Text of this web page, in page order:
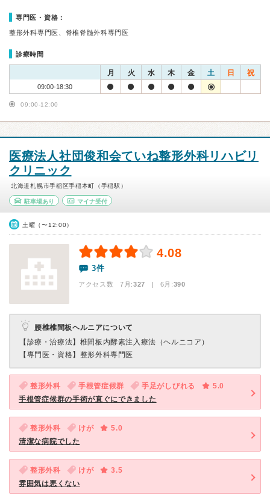
専門医・資格：
整形外科専門医、脊椎脊髄外科専門医
診療時間
月 火 水 木 金 土 日 祝
09:00-18:30
09:00-12:00
医療法人社団俊和会ていね整形外科リハビリ
クリニック
北海道札幌市手稲区手稲本町（手稲駅）
駐車場あり マイナ受付
土曜（〜12:00）
4.08
3件
アクセス数 7月:327 | 6月:390
腰椎椎間板ヘルニアについて
【診療・治療法】 椎間板内酵素注入療法（ヘルニコア）
【専門医・資格】 整形外科専門医
整形外科 手根管症候群 手足がしびれる
5.0
手根管症候群の手術が直ぐにできました
整形外科 けが
5.0
清潔な病院でした
整形外科 けが
3.5
雰囲気は悪くない